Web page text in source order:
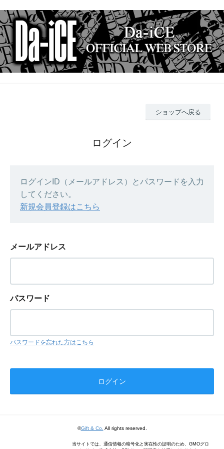
ショップへ戻る
ログイン
ログインID（メールアドレス）とパスワードを入力
してください。
新規会員登録はこちら
メールアドレス
パスワード
パスワードを忘れた方はこちら
©Gift & Co. All rights reserved.
当サイトでは、通信情報の暗号化と実在性の証明のため、GMOグロ